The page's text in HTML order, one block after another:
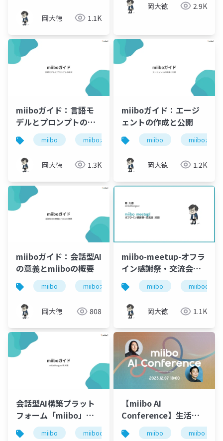
岡大徳 1.1K
岡大徳 2.9K
miiboガイド：言語モ
デルとプロンプトの設
定
miibo miiboガイド miibodesigner
岡大徳 1.3K
miiboガイド：エージ
ェントの作成と公開
miibo miiboガイド
岡大徳 1.2K
miiboガイド：会話型AI
の意義とmiiboの概要
miibo miiboガイド 会話型aiの意義
岡大徳 808
miibo-meetup-オフラ
イン感謝祭・交流会対
談
miibo
岡大徳 1.1K
会話型AI構築プラット
フォーム「miibo」ガ
イド
miibo miibodesigner miiboガイド
【miibo AI
Conference】生活や
仕事に「溶けこむAI」
miibo miibo ai